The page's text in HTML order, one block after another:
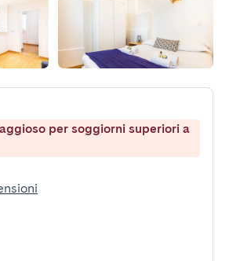
per soggiorni superiori a